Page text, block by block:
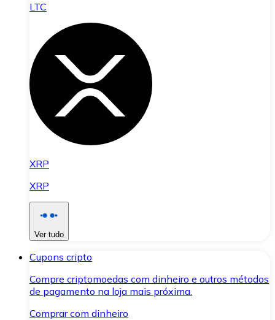
LTC
XRP
XRP
Ver tudo
Cupons cripto
Compre criptomoedas com dinheiro e outros métodos
de pagamento na loja mais próxima.
Comprar com dinheiro